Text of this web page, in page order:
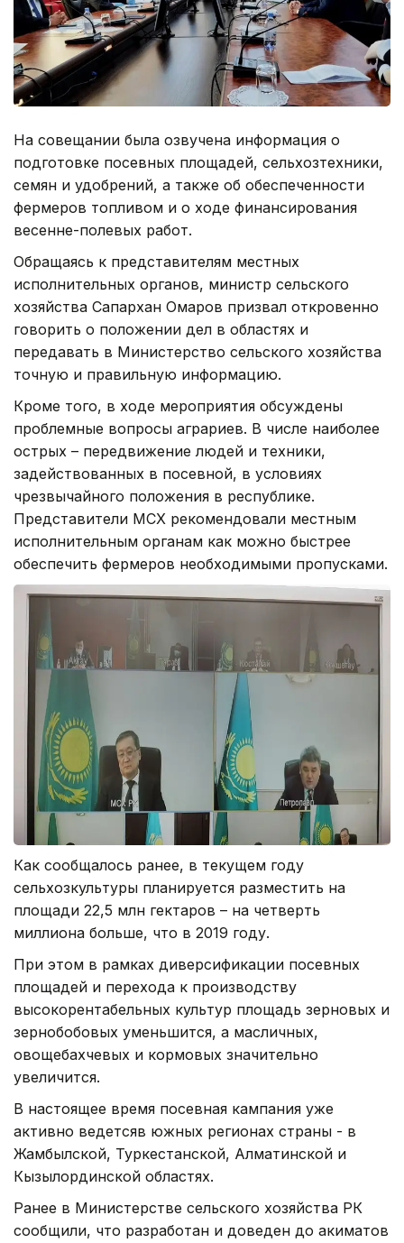
На совещании была озвучена информация о
подготовке посевных площадей, сельхозтехники,
семян и удобрений, а также об обеспеченности
фермеров топливом и о ходе финансирования
весенне-полевых работ.
Обращаясь к представителям местных
исполнительных органов, министр сельского
хозяйства Сапархан Омаров призвал откровенно
говорить о положении дел в областях и
передавать в Министерство сельского хозяйства
точную и правильную информацию.
Кроме того, в ходе мероприятия обсуждены
проблемные вопросы аграриев. В числе наиболее
острых – передвижение людей и техники,
задействованных в посевной, в условиях
чрезвычайного положения в республике.
Представители МСХ рекомендовали местным
исполнительным органам как можно быстрее
обеспечить фермеров необходимыми пропусками.
Как сообщалось ранее, в текущем году
сельхозкультуры планируется разместить на
площади 22,5 млн гектаров – на четверть
миллиона больше, что в 2019 году.
При этом в рамках диверсификации посевных
площадей и перехода к производству
высокорентабельных культур площадь зерновых и
зернобобовых уменьшится, а масличных,
овощебахчевых и кормовых значительно
увеличится.
В настоящее время посевная кампания уже
активно ведетсяв южных регионах страны - в
Жамбылской, Туркестанской, Алматинской и
Кызылординской областях.
Ранее в Министерстве сельского хозяйства РК
сообщили, что разработан и доведен до акиматов